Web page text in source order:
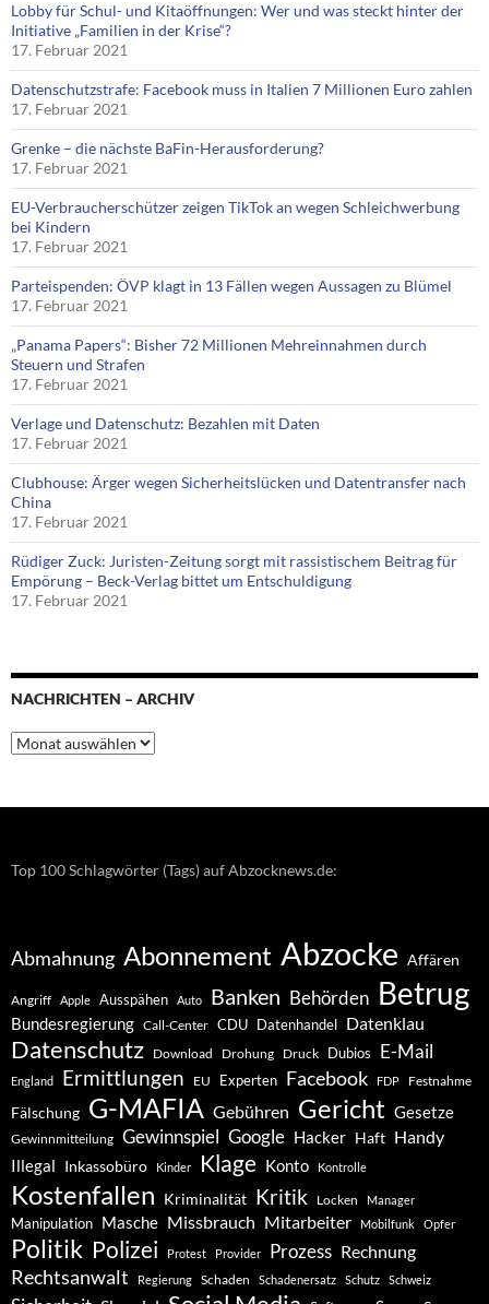
Lobby für Schul- und Kitaöffnungen: Wer und was steckt hinter der
Initiative „Familien in der Krise“?
17. Februar 2021
Datenschutzstrafe: Facebook muss in Italien 7 Millionen Euro zahlen
17. Februar 2021
Grenke – die nächste BaFin-Herausforderung?
17. Februar 2021
EU-Verbraucherschützer zeigen TikTok an wegen Schleichwerbung
bei Kindern
17. Februar 2021
Parteispenden: ÖVP klagt in 13 Fällen wegen Aussagen zu Blümel
17. Februar 2021
„Panama Papers“: Bisher 72 Millionen Mehreinnahmen durch
Steuern und Strafen
17. Februar 2021
Verlage und Datenschutz: Bezahlen mit Daten
17. Februar 2021
Clubhouse: Ärger wegen Sicherheitslücken und Datentransfer nach
China
17. Februar 2021
Rüdiger Zuck: Juristen-Zeitung sorgt mit rassistischem Beitrag für
Empörung – Beck-Verlag bittet um Entschuldigung
17. Februar 2021
NACHRICHTEN – ARCHIV
Nachrichten
–
Top 100 Schlagwörter (Tags) auf Abzocknews.de:
Abmahnung Abonnement Abzocke Affären
Angriff Apple Ausspähen Auto Banken Behörden Betrug
Bundesregierung Call-Center CDU Datenhandel Datenklau
Datenschutz Download Drohung Druck Dubios E-Mail
England Ermittlungen EU Experten Facebook FDP Festnahme
Fälschung G-MAFIA Gebühren Gericht Gesetze
Gewinnmitteilung Gewinnspiel Google Hacker Haft Handy
Illegal Inkassobüro Kinder Klage Konto Kontrolle
Kostenfallen Kriminalität Kritik Locken Manager
Manipulation Masche Missbrauch Mitarbeiter Mobilfunk Opfer
Politik Polizei Protest Provider Prozess Rechnung
Rechtsanwalt Regierung Schaden Schadenersatz Schutz Schweiz